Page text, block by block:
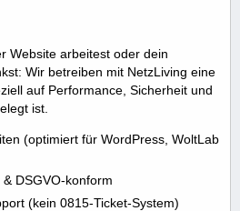
Website arbeitest oder dein
Wir betreiben mit NetzLiving eine
auf Performance, Sicherheit und
ist.
(optimiert für WordPress, WoltLab
DSGVO-konform
(kein 0815-Ticket-System)